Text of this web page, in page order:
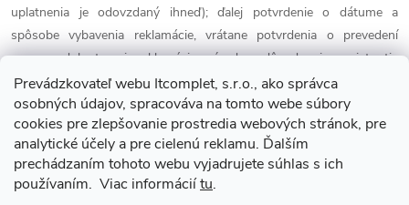
Prevádzkovateľ webu Itcomplet, s.r.o., ako správca
osobných údajov, spracováva na tomto webe súbory
cookies pre zlepšovanie prostredia webových stránok, pre
analytické účely a pre cielenú reklamu. Ďalším
prechádzaním tohoto webu vyjadrujete súhlas s ich
používaním. Viac informáciítu.
uplatnenia je odovzdaný ihneď); ďalej potvrdenie o dátume a
spôsobe vybavenia reklamácie, vrátane potvrdenia o prevedení
opravy a dobe trvania reklamácie, prípadne odôvodnenie zamietnutia
reklamácie.
7.29.Kupujúci má právo na úhradu nevyhnutných nákladov (najmä
poštovného, ktoré uhradil pri odosielaní reklamovaného tovaru),
ktoré mu vznikli v súvislosti s uplatnením oprávnených práv zo
zodpovednosti za chyby (odporúčame požiadať najneskôr do 30 dní